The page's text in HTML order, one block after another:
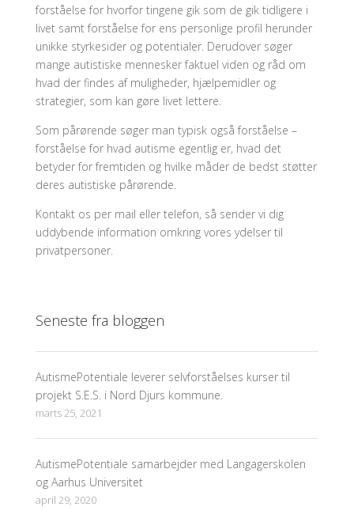
forståelse for hvorfor tingene gik som de gik tidligere i
livet samt forståelse for ens personlige profil herunder
unikke styrkesider og potentialer. Derudover søger
mange autistiske mennesker faktuel viden og råd om
hvad der findes af muligheder, hjælpemidler og
strategier, som kan gøre livet lettere.
Som pårørende søger man typisk også forståelse –
forståelse for hvad autisme egentlig er, hvad det
betyder for fremtiden og hvilke måder de bedst støtter
deres autistiske pårørende.
Kontakt os per mail eller telefon, så sender vi dig
uddybende information omkring vores ydelser til
privatpersoner.
Seneste fra bloggen
AutismePotentiale leverer selvforståelses kurser til
projekt S.E.S. i Nord Djurs kommune.
marts 25, 2021
AutismePotentiale samarbejder med Langagerskolen
og Aarhus Universitet
april 29, 2020